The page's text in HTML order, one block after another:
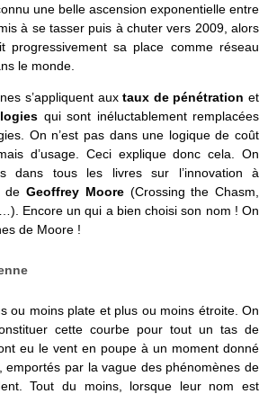
une belle ascension exponentielle entre
à se tasser puis à chuter vers 2009, alors
progressivement sa place comme réseau
le monde.
s’appliquent auxtaux de pénétration et
qui sont inéluctablement remplacées
On n’est pas dans une logique de coût
d’usage. Ceci explique donc cela. On
dans tous les livres sur l’innovation à
de Geoffrey Moore(Crossing the Chasm,
…). Encore un qui a bien choisi son nom ! On
de Moore !
ou moins plate et plus ou moins étroite. On
cette courbe pour tout un tas de
eu le vent en poupe à un moment donné
emportés par la vague des phénomènes de
Tout du moins, lorsque leur nom est